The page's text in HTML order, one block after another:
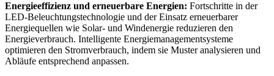
Energieeffizienz und erneuerbare Energien: Fortschritte in der
LED-Beleuchtungstechnologie und der Einsatz erneuerbarer
Energiequellen wie Solar- und Windenergie reduzieren den
Energieverbrauch. Intelligente Energiemanagementsysteme
optimieren den Stromverbrauch, indem sie Muster analysieren und
Abläufe entsprechend anpassen.